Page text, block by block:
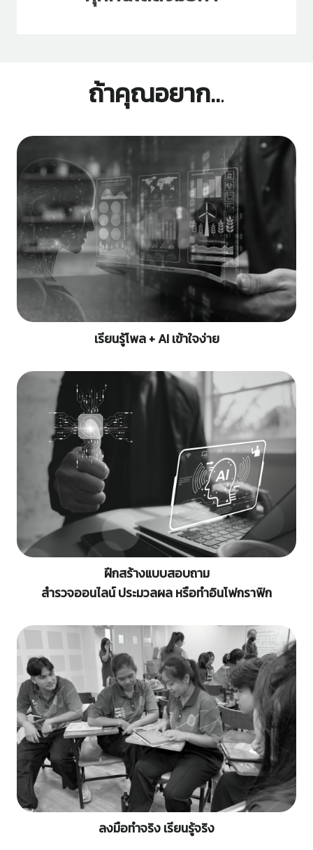
ถ้าคุณอยาก...
เรียนรู้โพล + AI เข้าใจง่าย
ฝึกสร้างแบบสอบถาม
สำรวจออนไลน์ ประมวลผล หรือทำอินโฟกราฟิก
ลงมือทำจริง เรียนรู้จริง